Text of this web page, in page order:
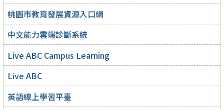
桃園市教育發展資源入口網
中文能力雲端診斷系統
Live ABC Campus Learning
Live ABC
英語線上學習平臺